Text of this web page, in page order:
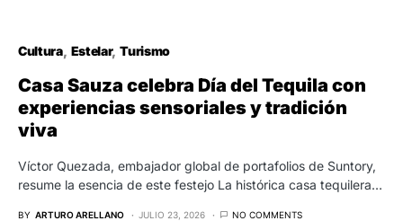
Cultura Estelar Turismo
Casa Sauza celebra Día del Tequila con
experiencias sensoriales y tradición
viva
Víctor Quezada, embajador global de portafolios de Suntory,
resume la esencia de este festejo La histórica casa tequilera…
BY ARTURO ARELLANO JULIO 23, 2026 NO COMMENTS